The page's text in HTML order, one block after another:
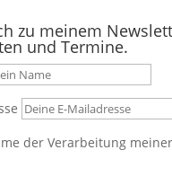
zu meinem
und Termine.
der Verarbeitung